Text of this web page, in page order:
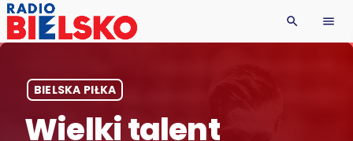
search menu
BIELSKA PIŁKA
Wielki talent